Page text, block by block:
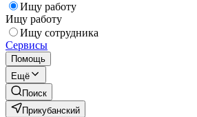
Ищу работу
Ищу работу
Ищу сотрудника
Сервисы
Помощь
Ещё
Поиск
Прикубанский